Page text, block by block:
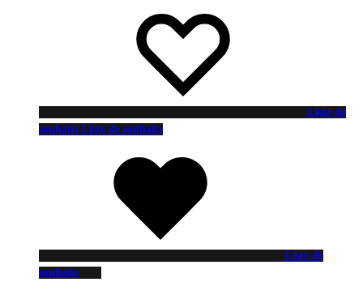
Liste de
souhaits Liste de souhaits
Liste de
souhaits